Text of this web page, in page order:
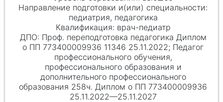
педиатрия, педагогика
врач-педиатр
Проф. переподготовка педагогика Диплом
о ПП 773400009936 11346 25.11.2022; Педагог
профессионального обучения,
профессионального образования и
дополнительного профессионального
образования 258ч. Диплом о ПП 773400009936
25.11.2022—25.11.2027